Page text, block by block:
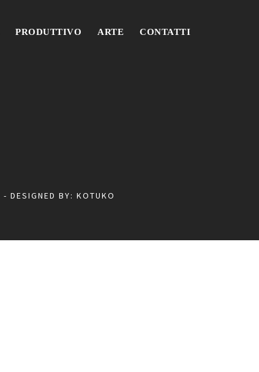
PRODUTTIVO ARTE CONTATTI
- DESIGNED BY: KOTUKO